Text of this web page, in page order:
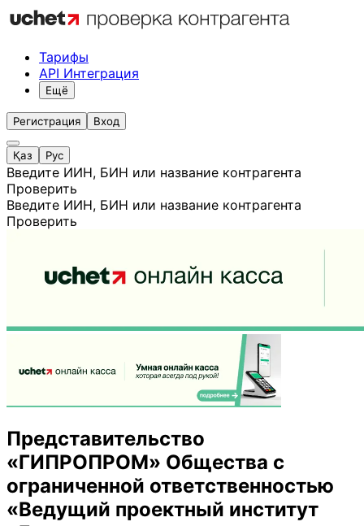
Тарифы
API Интеграция
Ещё
Регистрация Вход
Қаз Рус
Введите ИИН, БИН или название контрагента
Проверить
Введите ИИН, БИН или название контрагента
Проверить
Представительство
«ГИПРОПРОМ» Общества с
ограниченной ответственностью
«Ведущий проектный институт